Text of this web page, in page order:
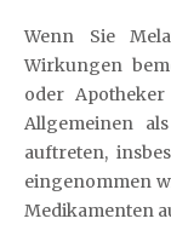
Wenn Sie
Wirkungen
oder
Allgemeinen
auftreten,
eingenommen
Medikamenten